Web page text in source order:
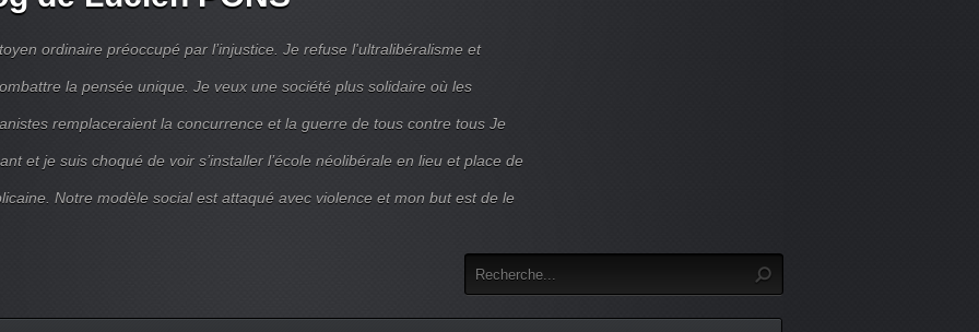
ordinaire préoccupé par l’injustice. Je refuse l'ultralibéralisme et
la pensée unique. Je veux une société plus solidaire où les
remplaceraient la concurrence et la guerre de tous contre tous Je
et je suis choqué de voir s’installer l’école néolibérale en lieu et place de
Notre modèle social est attaqué avec violence et mon but est de le